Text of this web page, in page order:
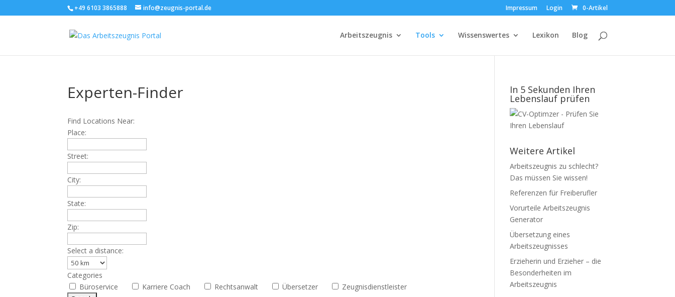
+49 6103 3865888 info@zeugnis-portal.de Impressum Login 0-Artikel
Arbeitszeugnis Tools Wissenswertes Lexikon Blog
Experten-Finder
Find Locations Near:
Place:
Street:
City:
State:
Zip:
Select a distance:
Categories
Büroservice
Karriere Coach Rechtsanwalt Übersetzer Zeugnisdienstleister
In 5 Sekunden Ihren
Lebenslauf prüfen
Weitere Artikel
Arbeitszeugnis zu schlecht?
Das müssen Sie wissen!
Referenzen für Freiberufler
Vorurteile Arbeitszeugnis
Generator
Übersetzung eines
Arbeitszeugnisses
Erzieherin und Erzieher – die
Besonderheiten im
Arbeitszeugnis